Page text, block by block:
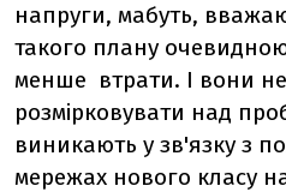
напруги, мабуть,
такого плану
менше втрати. І вони
розмірковувати над
виникають у зв'язку з
мережах нового класу